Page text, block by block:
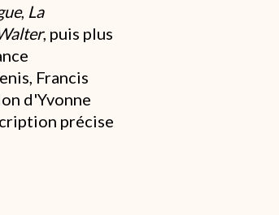
, La
, puis plus
Francis
d'Yvonne
précise